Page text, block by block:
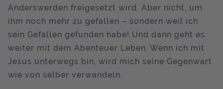
Anderswerden freigesetzt wird. Aber nicht, um
ihm noch mehr zu gefallen – sondern weil ich
sein Gefallen gefunden habe! Und dann geht es
weiter mit dem Abenteuer Leben. Wenn ich mit
Jesus unterwegs bin, wird mich seine Gegenwart
wie von selber verwandeln.